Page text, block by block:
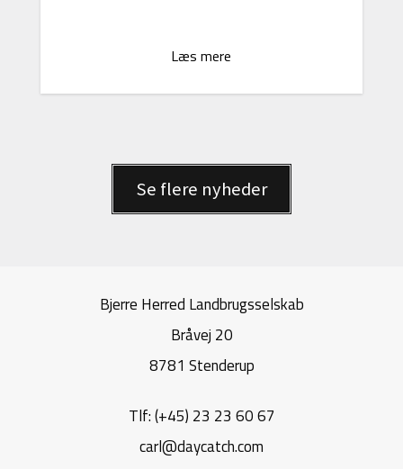
Læs mere
Se flere nyheder
Bjerre Herred Landbrugsselskab
Bråvej 20
8781 Stenderup
Tlf: (+45) 23 23 60 67
carl@daycatch.com